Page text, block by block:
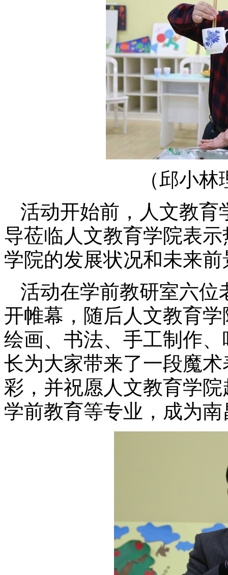
（邱小
活动开始前，人文教育
导莅临人文教育学院表
学院的发展状况和未来前
活动在学前教研室六位
开帷幕，随后人文教育
绘画、 书法、 手工制作、
长为大家带来了一段魔
彩，并祝愿人文教育学
学前教育等专业，成为